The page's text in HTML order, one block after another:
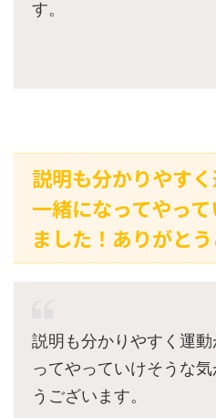
す。
説明も分かりやす
一緒になってやっ
ました！ありがとう
説明も分かりやすく運
ってやっていけそうな
うございます。